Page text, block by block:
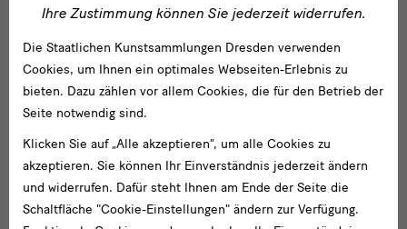
Rüstkammer
Taschenberg 2
01067 Dresden
Anfahrt
Fuß
Mit
Fahrrad
Mit
Auto
Fahrplanauskunft
Verkehrsverbundes
Oberelbe
Straßenbahn
Per
Ihre Zustimmung können Sie jederzeit widerrufen.
Die Staatlichen Kunstsammlungen Dresden verwenden
Cookies, um Ihnen ein optimales Webseiten-Erlebnis zu
bieten. Dazu zählen vor allem Cookies, die für den Betrieb der
Seite notwendig sind.
Klicken Sie auf „Alle akzeptieren“, um alle Cookies zu
akzeptieren. Sie können Ihr Einverständnis jederzeit ändern
und widerrufen. Dafür steht Ihnen am Ende der Seite die
Schaltfläche "Cookie-Einstellungen" ändern zur Verfügung.